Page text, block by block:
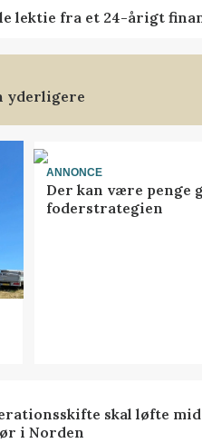
lektie fra et 24-årigt
yderligere
ANNONCE
Der kan være penge
foderstrategien
skal løfte
i Norden